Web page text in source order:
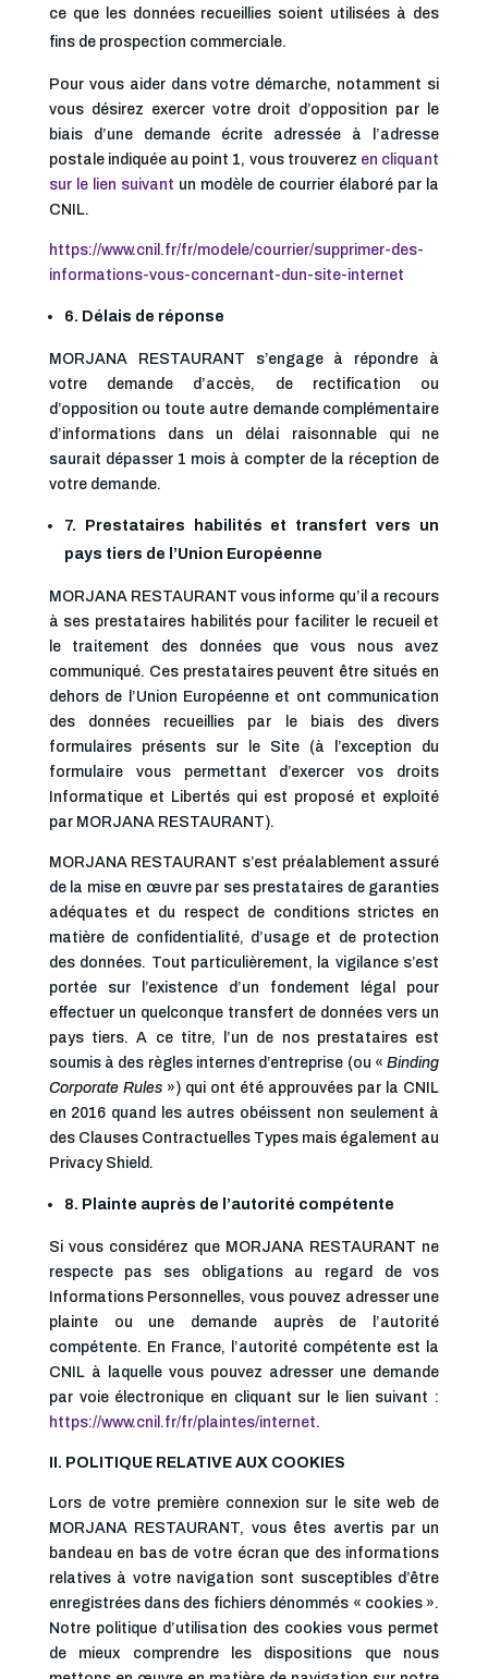
ce que les données recueillies soient utilisées à des
fins de prospection commerciale.
Pour vous aider dans votre démarche, notamment si
vous désirez exercer votre droit d’opposition par le
biais d’une demande écrite adressée à l’adresse
postale indiquée au point 1, vous trouverez en cliquant
sur le lien suivant un modèle de courrier élaboré par la
CNIL.
https://www.cnil.fr/fr/modele/courrier/supprimer-des-
informations-vous-concernant-dun-site-internet
6. Délais de réponse
MORJANA RESTAURANT s’engage à répondre à
votre demande d’accès, de rectification ou
d’opposition ou toute autre demande complémentaire
d’informations dans un délai raisonnable qui ne
saurait dépasser 1 mois à compter de la réception de
votre demande.
7. Prestataires habilités et transfert vers un
pays tiers de l’Union Européenne
MORJANA RESTAURANT vous informe qu’il a recours
à ses prestataires habilités pour faciliter le recueil et
le traitement des données que vous nous avez
communiqué. Ces prestataires peuvent être situés en
dehors de l’Union Européenne et ont communication
des données recueillies par le biais des divers
formulaires présents sur le Site (à l’exception du
formulaire vous permettant d’exercer vos droits
Informatique et Libertés qui est proposé et exploité
par MORJANA RESTAURANT).
MORJANA RESTAURANT s’est préalablement assuré
de la mise en œuvre par ses prestataires de garanties
adéquates et du respect de conditions strictes en
matière de confidentialité, d’usage et de protection
des données. Tout particulièrement, la vigilance s’est
portée sur l’existence d’un fondement légal pour
effectuer un quelconque transfert de données vers un
pays tiers. A ce titre, l’un de nos prestataires est
soumis à des règles internes d’entreprise (ou «Binding
Corporate Rules») qui ont été approuvées par la CNIL
en 2016 quand les autres obéissent non seulement à
des Clauses Contractuelles Types mais également au
Privacy Shield.
8. Plainte auprès de l’autorité compétente
Si vous considérez que MORJANA RESTAURANT ne
respecte pas ses obligations au regard de vos
Informations Personnelles, vous pouvez adresser une
plainte ou une demande auprès de l’autorité
compétente. En France, l’autorité compétente est la
CNIL à laquelle vous pouvez adresser une demande
par voie électronique en cliquant sur le lien suivant :
https://www.cnil.fr/fr/plaintes/internet.
II. POLITIQUE RELATIVE AUX COOKIES
Lors de votre première connexion sur le site web de
MORJANA RESTAURANT, vous êtes avertis par un
bandeau en bas de votre écran que des informations
relatives à votre navigation sont susceptibles d’être
enregistrées dans des fichiers dénommés « cookies ».
Notre politique d’utilisation des cookies vous permet
de mieux comprendre les dispositions que nous